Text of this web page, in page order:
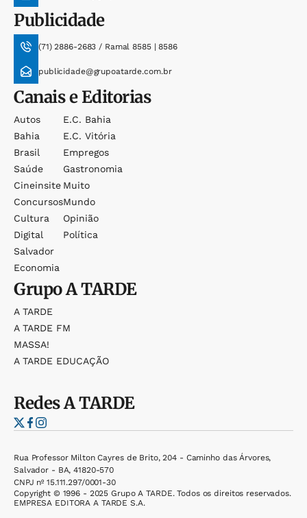
Publicidade
(71) 2886-2683 / Ramal 8585 | 8586
publicidade@grupoatarde.com.br
Canais e Editorias
Autos
Bahia
Brasil
Saúde
Cineinsite
Concursos
Cultura
Digital
Salvador
Economia
E.c. Bahia
E.c. Vitória
Empregos
Gastronomia
Muito
Mundo
Opinião
Política
GrupoA TARDE
A TARDE
A TARDE FM
MASSA!
A TARDE EDUCAÇÃO
RedesA TARDE
Rua Professor Milton Cayres de Brito, 204 - Caminho das Árvores,
Salvador - BA, 41820-570
CNPJ nº 15.111.297/0001-30
Copyright © 1996 - 2025 Grupo A TARDE. Todos os direitos reservados.
EMPRESA EDITORA A TARDE S.A.